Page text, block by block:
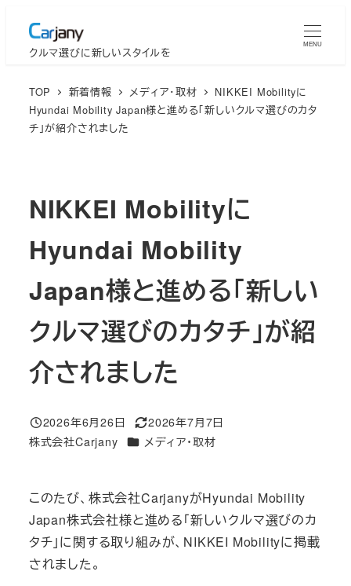
クルマ選びに新しいスタイルを MENU
TOP 新着情報 メディア・取材
NIKKEI Mobilityに
Hyundai Mobility Japan様と進める「新しいクルマ選びのカタ
チ」が紹介されました
NIKKEI Mobilityに
Hyundai Mobility
Japan様と進める「新しい
クルマ選びのカタチ」が紹
介されました
投稿日
2026年6月26日
更新日
2026年7月7日
著
株式会社Carjany カテゴリー
メディア・取材
このたび、株式会社CarjanyがHyundai Mobility
Japan株式会社様と進める「新しいクルマ選びのカ
タチ」に関する取り組みが、NIKKEI Mobilityに掲載
されました。